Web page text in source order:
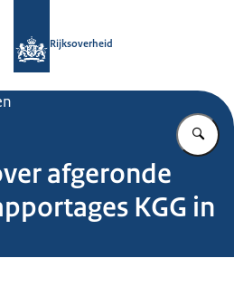
Rijksoverheid
afgeronde
KGG in